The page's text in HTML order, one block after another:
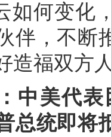
如何变化
伴，不断
造福双方
中美代
总统即将